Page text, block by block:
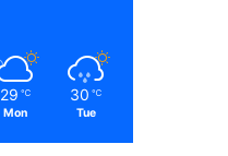
29 ℃
Mon
30 ℃
Tue